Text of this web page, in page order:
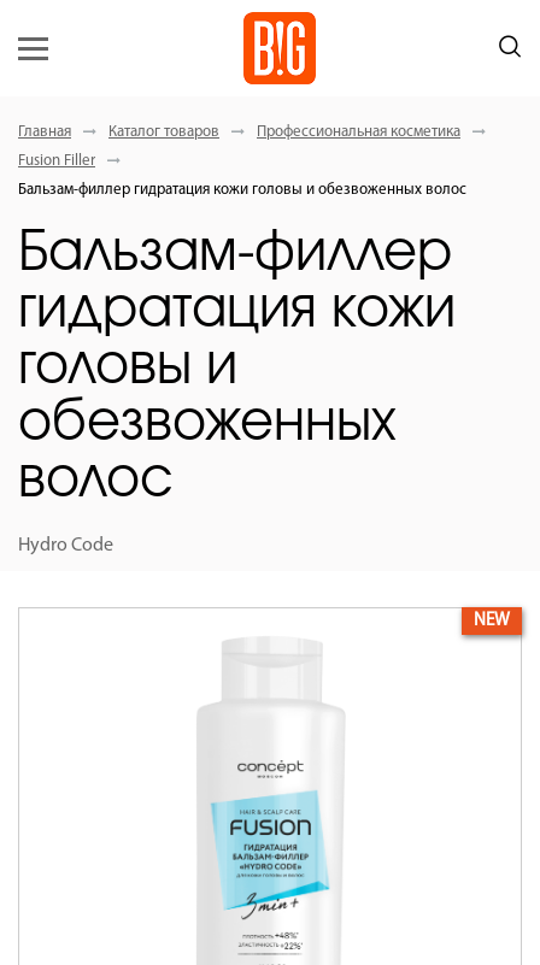
Главная Каталог товаров
Профессиональная косметика
Fusion Filler
Бальзам-филлер гидратация кожи головы и обезвоженных волос
Бальзам-филлер
гидратация кожи
головы и
обезвоженных
волос
Hydro Code
NEW